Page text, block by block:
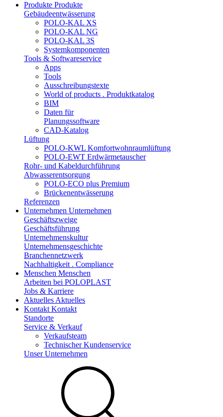
Produkte Produkte
Gebäudeentwässerung
POLO-KAL XS
POLO-KAL NG
POLO-KAL 3S
Systemkomponenten
Tools & Softwareservice
Apps
Tools
Ausschreibungstexte
World of products . Produktkatalog
BIM
Daten für
Planungssoftware
CAD-Katalog
Lüftung
POLO-KWL Komfortwohnraumlüftung
POLO-EWT Erdwärmetauscher
Rohr- und Kabeldurchführung
Abwasserentsorgung
POLO-ECO plus Premium
Brückenentwässerung
Referenzen
Unternehmen Unternehmen
Geschäftszweige
Geschäftsführung
Unternehmenskultur
Unternehmensgeschichte
Branchennetzwerk
Nachhaltigkeit . Compliance
Menschen Menschen
Arbeiten bei POLOPLAST
Jobs & Karriere
Aktuelles Aktuelles
Kontakt Kontakt
Standorte
Service & Verkauf
Verkaufsteam
Technischer Kundenservice
Unser Unternehmen